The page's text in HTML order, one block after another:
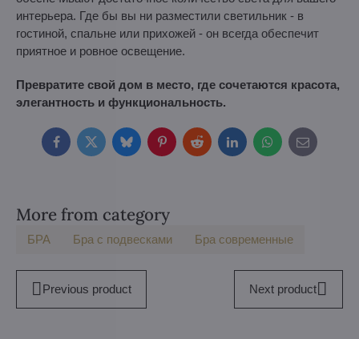
интерьера. Где бы вы ни разместили светильник - в
гостиной, спальне или прихожей - он всегда обеспечит
приятное и ровное освещение.
Превратите свой дом в место, где сочетаются красота,
элегантность и функциональность.
FacebookTwitterBlueskyPinterestRedditLinkedInWhatsApp
E-
mail
More from category
БPA Бра с подвесками Бра современные
Previous product Next product